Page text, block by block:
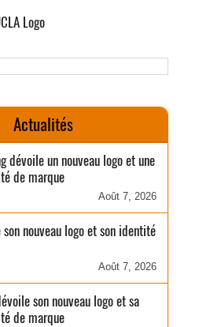
Logo
Actualités
dévoile un nouveau logo et une
de marque
Août 7, 2026
nouveau logo et son identité
Août 7, 2026
son nouveau logo et sa
de marque